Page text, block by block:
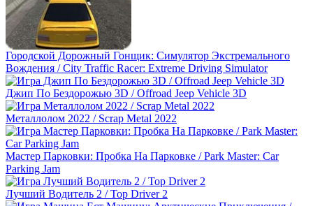
Городской Дорожный Гонщик: Симулятор Экстремального
Вождения / City Traffic Racer: Extreme Driving Simulator
Джип По Бездорожью 3D / Offroad Jeep Vehicle 3D
Металлолом 2022 / Scrap Metal 2022
Мастер Парковки: Пробка На Парковке / Park Master: Car
Parking Jam
Лучший Водитель 2 / Top Driver 2